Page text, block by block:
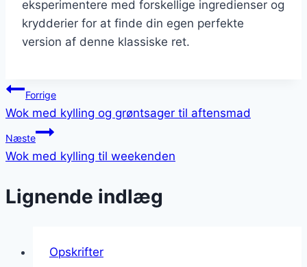
eksperimentere med forskellige ingredienser og
krydderier for at finde din egen perfekte
version af denne klassiske ret.
Indlægsnavigation
Forrige
Wok med kylling og grøntsager til aftensmad
Næste
Wok med kylling til weekenden
Lignende indlæg
Opskrifter